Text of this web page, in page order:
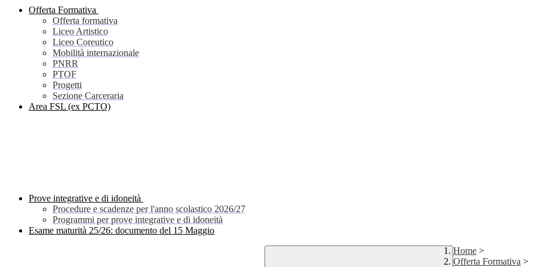
Offerta Formativa
Offerta formativa
Liceo Artistico
Liceo Coreutico
Mobilità internazionale
PNRR
PTOF
Progetti
Sezione Carceraria
Area FSL (ex PCTO)
Prove integrative e di idoneità
Procedure e scadenze per l'anno scolastico 2026/27
Programmi per prove integrative e di idoneità
Esame maturità 25/26: documento del 15 Maggio
Home >
Offerta Formativa >